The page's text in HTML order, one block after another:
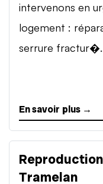
intervenons en
logement :
serrure
En savoir plus →
Tramelan